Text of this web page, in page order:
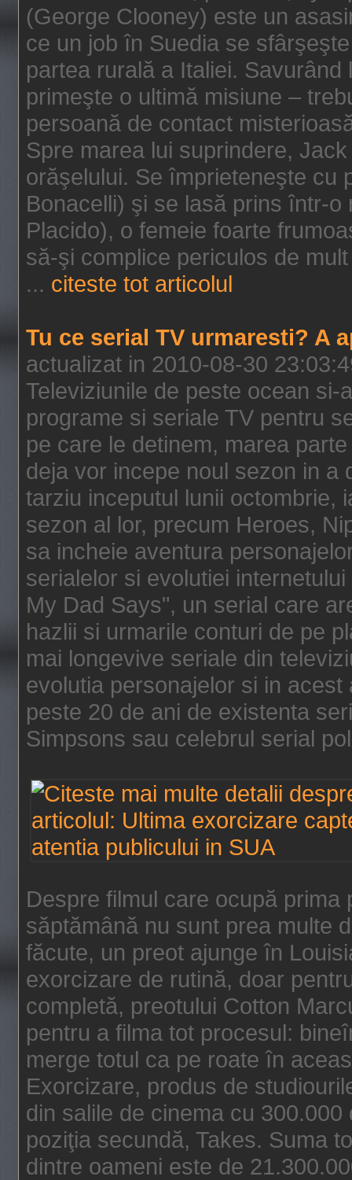
(George Clooney) este un
ce un job în Suedia se
partea rurală a Italiei.
primeşte o ultimă misiune –
persoană de contact
Spre marea lui suprindere,
orăşelului. Se împrieteneşte cu
Bonacelli) şi se lasă prins într-
Placido), o femeie foarte
să-şi complice periculos de
... citeste tot articolul
Tu ce serial TV urmaresti? A
actualizat in 2010-08-30
Televiziunile de peste ocean si-
programe si seriale TV pentru
pe care le detinem, marea
deja vor incepe noul sezon in a
tarziu inceputul lunii octombrie,
sezon al lor, precum Heroes,
sa incheie aventura
serialelor si evolutiei
My Dad Says", un serial care
hazlii si urmarile conturi de pe
mai longevive seriale din
evolutia personajelor si in
peste 20 de ani de existenta
Simpsons sau celebrul serial
Despre filmul care ocupă
săptămână nu sunt prea multe
făcute, un preot ajunge în
exorcizare de rutină, doar
completă, preotului Cotton
pentru a filma tot procesul:
merge totul ca pe roate în
Exorcizare, produs de
din salile de cinema cu
poziţia secundă, Takes. Suma
dintre oameni este de